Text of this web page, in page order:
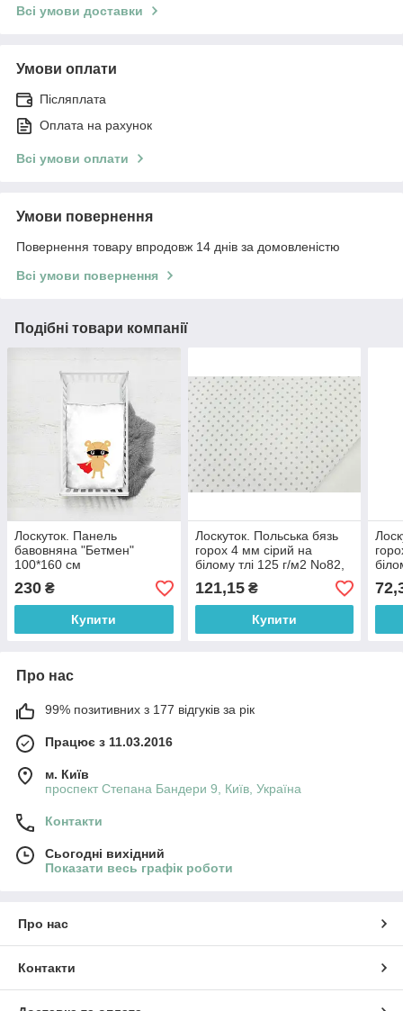
Всі умови доставки
Умови оплати
Післяплата
Оплата на рахунок
Всі умови оплати
Умови повернення
Повернення товару впродовж 14 днів за домовленістю
Всі умови повернення
Подібні товари компанії
Лоскуток. Панель
бавовняна "Бетмен"
100*160 см
230 ₴
Купити
Лоскуток. Польська бязь
горох 4 мм сірий на
білому тлі 125 г/м2 No82,
99*157 см
121,15₴
Купити
Про нас
99% позитивних з 177 відгуків за рік
Працює з 11.03.2016
м. Київ
проспект Степана Бандери 9, Київ, Україна
Контакти
Сьогодні вихідний
Показати весь графік роботи
Про нас
Контакти